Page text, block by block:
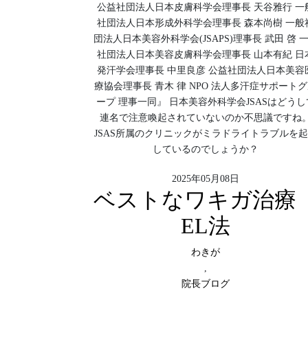
公益社団法人日本皮膚科学会理事長 天谷雅行 一
社団法人日本形成外科学会理事長 森本尚樹 一般
団法人日本美容外科学会(JSAPS)理事長 武田 啓
社団法人日本美容皮膚科学会理事長 山本有紀 日
発汗学会理事長 中里良彦 公益社団法人日本美容
療協会理事長 青木 律 NPO 法人多汗症サポート
ープ 理事一同』 日本美容外科学会JSASはどうし
連名で注意喚起されていないのか不思議ですね
JSAS所属のクリニックがミラドライトラブルを
しているのでしょうか？
2025年05月08日
ベストなワキガ治
EL法
わきが
,
院長ブログ